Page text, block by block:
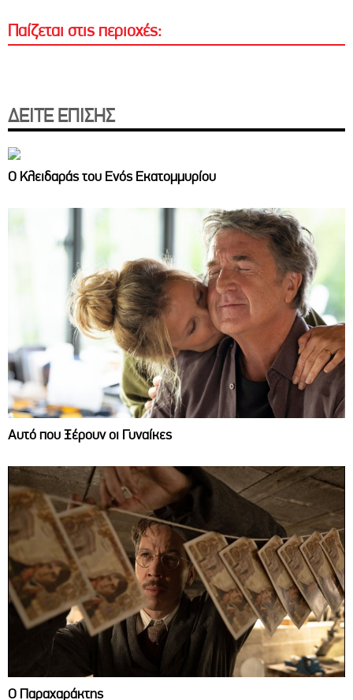
Παίζεται στις περιοχές:
ΔΕΙΤΕ ΕΠΙΣΗΣ
Ο Κλειδαράς του Ενός Εκατομμυρίου
Αυτό που Ξέρουν οι Γυναίκες
Ο Παραχαράκτης